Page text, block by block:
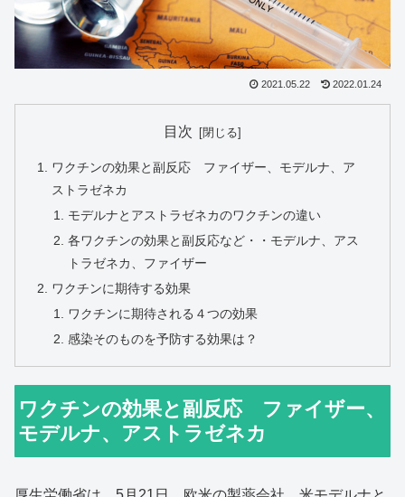
2021.05.22 2022.01.24
目次
ワクチンの効果と副反応 ファイザー、モデルナ、ア
ストラゼネカ
モデルナとアストラゼネカのワクチンの違い
各ワクチンの効果と副反応など・・モデルナ、アス
トラゼネカ、ファイザー
ワクチンに期待する効果
ワクチンに期待される４つの効果
感染そのものを予防する効果は？
ワクチンの効果と副反応 ファイザー、
モデルナ、アストラゼネカ